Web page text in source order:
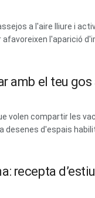
a l'aire lliure i
l'aparició
amb el teu gos
volen compartir les
desenes d'espais
recepta